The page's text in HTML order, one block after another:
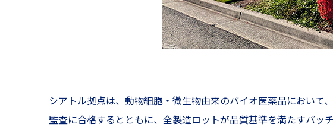
シアトル拠点は、動物細胞・微生物由来のバイオ医薬品におい
監査に合格するとともに、全製造ロットが品質基準を満たすバ